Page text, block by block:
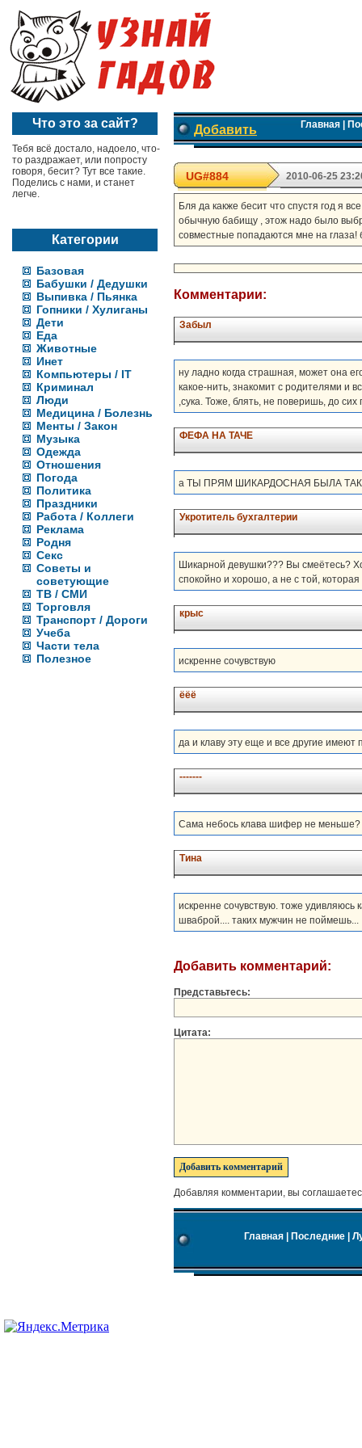
Что это за сайт?
Тебя всё достало, надоело, что-
то раздражает, или попросту
говоря, бесит? Тут все такие.
Поделись с нами, и станет
легче.
Категории
Базовая
Бабушки / Дедушки
Выпивка / Пьянка
Гопники / Хулиганы
Дети
Еда
Животные
Инет
Компьютеры / IT
Криминал
Люди
Медицина / Болезнь
Менты / Закон
Музыка
Одежда
Отношения
Погода
Политика
Праздники
Работа / Коллеги
Реклама
Родня
Секс
Советы и
советующие
ТВ / СМИ
Торговля
Транспорт / Дороги
Учеба
Части тела
Полезное
Добавить Главная|
UG#884 2010-06-25
Бля да какже бесит что спустя год я
обычную бабищу , этож надо было
совместные попадаются мне на глаза!
Комментарии:
Забыл
ну ладно когда страшная, может она
какое-нить, знакомит с родителями и
,сука. Тоже, блять, не поверишь, до
ФЕФА НА ТАЧЕ
а ТЫ ПРЯМ ШИКАРДОСНАЯ БЫЛА
Укротитель бухгалтерии
Шикарной девушки??? Вы смеётесь?
спокойно и хорошо, а не с той, которая
крыс
искренне сочувствую
ёёё
да и клаву эту еще и все другие имеют
-------
Сама небось клава шифер не меньше?
Тина
искренне сочувствую. тоже
шваброй.... таких мужчин не поймешь...
Добавить комментарий:
Представьтесь:
Цитата:
Добавляя комментарии, вы
Главная Последние